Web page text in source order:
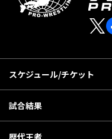
スケジュール/チケット
歴代王者
試合結果